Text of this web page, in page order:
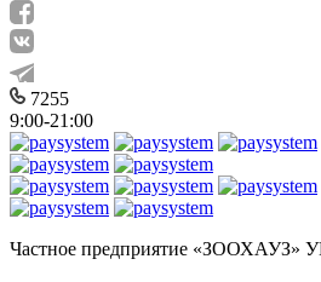
7255
9:00-21:00
Частное предприятие «ЗООХАУЗ»